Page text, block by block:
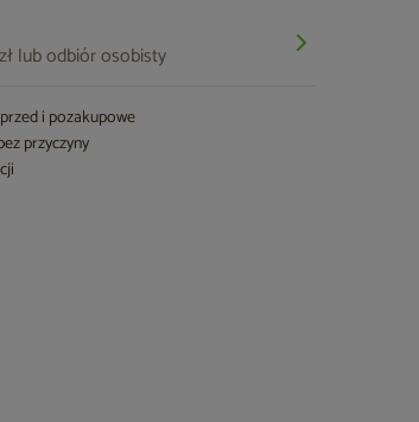
lub odbiór osobisty
i pozakupowe
przyczyny